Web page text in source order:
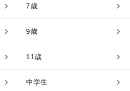
7歳
9歳
11歳
中学生